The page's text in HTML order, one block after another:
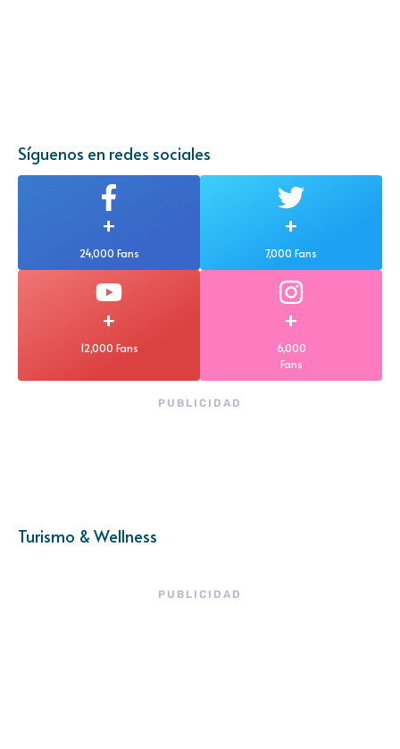
Síguenos en redes sociales
+
24,000 Fans
+
7,000 Fans
+
12,000 Fans
+
6,000
Fans
PUBLICIDAD
Turismo & Wellness
PUBLICIDAD